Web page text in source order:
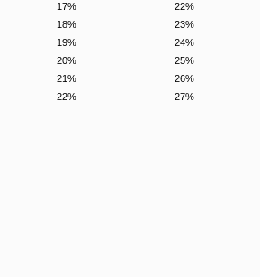
17%
22%
18%
23%
19%
24%
20%
25%
21%
26%
22% 27%